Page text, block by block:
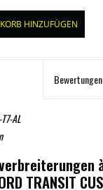
HINZUFÜGEN
Bewertungen
AL
TRANSIT